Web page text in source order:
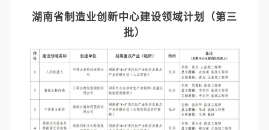
湖南省制造业创新中心建设领域计划（第三
批）